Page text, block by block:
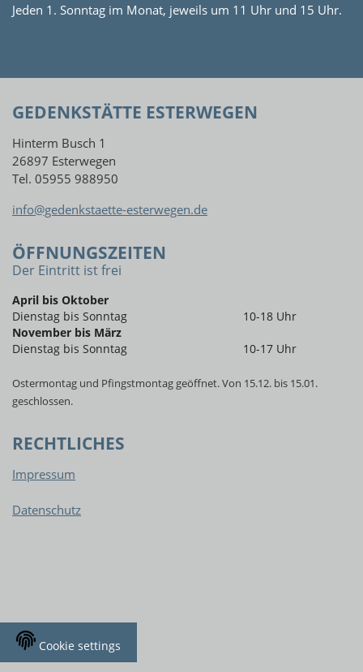
Jeden 1. Sonntag im Monat, jeweils um 11 Uhr und 15 Uhr.
GEDENKSTÄTTE ESTERWEGEN
Hinterm Busch 1
26897 Esterwegen
Tel. 05955 988950
info@gedenkstaette-esterwegen.de
ÖFFNUNGSZEITEN
Der Eintritt ist frei
April bis Oktober
Dienstag bis Sonntag
10-18 Uhr
November bis März
Dienstag bis Sonntag
10-17 Uhr
Ostermontag und Pfingstmontag geöffnet. Von 15.12. bis 15.01.
geschlossen.
RECHTLICHES
Impressum
Datenschutz
Cookie settings